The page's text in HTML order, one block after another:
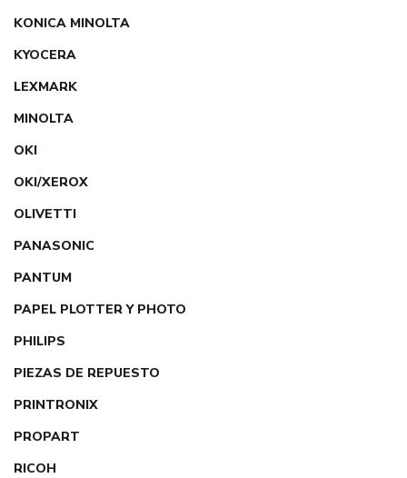
KONICA MINOLTA
KYOCERA
LEXMARK
MINOLTA
OKI
OKI/XEROX
OLIVETTI
PANASONIC
PANTUM
PAPEL PLOTTER Y PHOTO
PHILIPS
PIEZAS DE REPUESTO
PRINTRONIX
PROPART
RICOH